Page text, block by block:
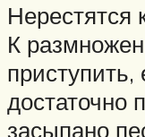
Нерестятся
К
достаточно
засыпано